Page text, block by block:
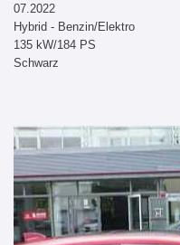
07.2022
Hybrid - Benzin/Elektro
135 kW/184 PS
Schwarz